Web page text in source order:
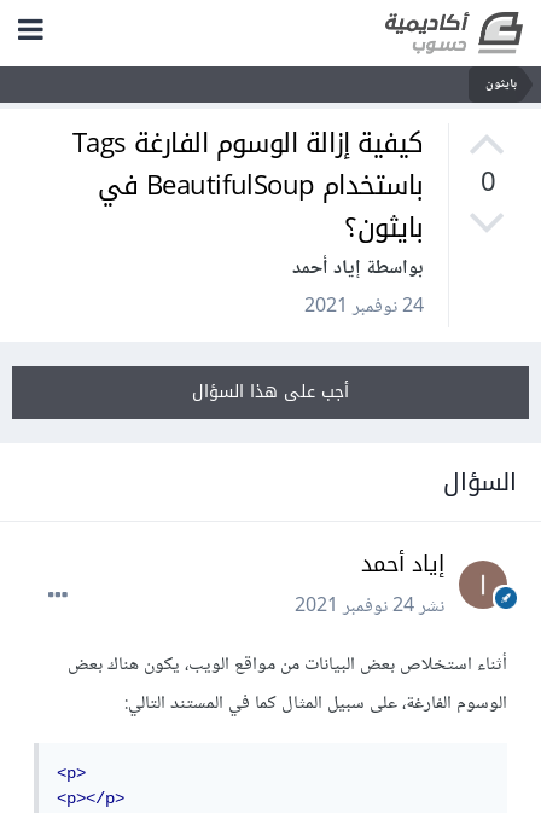
بايثون
0
كيفية إزالة الوسوم الفارغة Tags
باستخدام BeautifulSoup في
بايثون؟
بواسطة إياد أحمد
24 نوفمبر 2021
أجب على هذا السؤال
السؤال
إياد أحمد
نشر24 نوفمبر 2021
أثناء استخلاص بعض البيانات من مواقع الويب، يكون هناك بعض
الوسوم الفارغة، على سبيل المثال كما في المستند التالي:
<p>
<p></p>